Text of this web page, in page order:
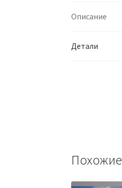
Описание
Детали
Похожие